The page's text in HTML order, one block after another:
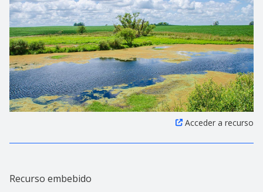
Acceder a recurso
Recurso embebido